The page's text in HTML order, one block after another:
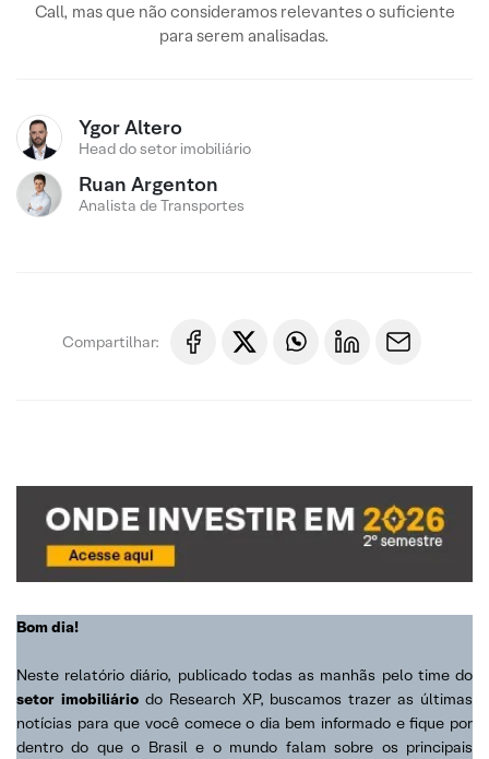
Call, mas que não consideramos relevantes o suficiente
para serem analisadas.
Ygor Altero
Head do setor imobiliário
Ruan Argenton
Analista de Transportes
Compartilhar:
Bom dia!
Neste relatório diário, publicado todas as manhãs pelo time do
setor imobiliário do Research XP, buscamos trazer as últimas
notícias para que você comece o dia bem informado e fique por
dentro do que o Brasil e o mundo falam sobre os principais